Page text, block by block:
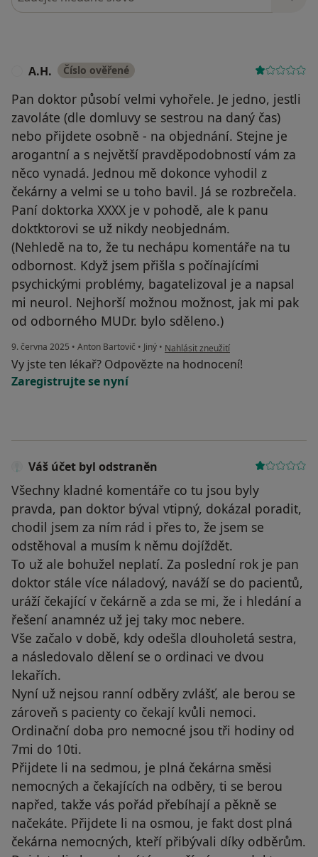
A.H. Číslo ověřené
Pan doktor působí velmi vyhořele. Je jedno, jestli
zavoláte (dle domluvy se sestrou na daný čas)
nebo přijdete osobně - na objednání. Stejne je
arogantní a s největší pravděpodobností vám za
něco vynadá. Jednou mě dokonce vyhodil z
čekárny a velmi se u toho bavil. Já se rozbrečela.
Paní doktorka XXXX je v pohodě, ale k panu
doktktorovi se už nikdy neobjednám.
(Nehledě na to, že tu nechápu komentáře na tu
odbornost. Když jsem přišla s počínajícími
psychickými problémy, bagatelizoval je a napsal
mi neurol. Nejhorší možnou možnost, jak mi pak
od odborného MUDr. bylo sděleno.)
9. června 2025 • Anton Bartovič • Jiný • podle názoru uživatele A.H.
Nahlásit zneužití
Vy jste ten lékař? Odpovězte na hodnocení!
Zaregistrujte se nyní
Váš účet byl odstraněn
Všechny kladné komentáře co tu jsou byly
pravda, pan doktor býval vtipný, dokázal poradit,
chodil jsem za ním rád i přes to, že jsem se
odstěhoval a musím k němu dojíždět.
To už ale bohužel neplatí. Za poslední rok je pan
doktor stále více náladový, naváží se do pacientů,
uráží čekající v čekárně a zda se mi, že i hledání a
řešení anamnéz už jej taky moc nebere.
Vše začalo v době, kdy odešla dlouholetá sestra,
a následovalo dělení se o ordinaci ve dvou
lekařích.
Nyní už nejsou ranní odběry zvlášť, ale berou se
zároveň s pacienty co čekají kvůli nemoci.
Ordinační doba pro nemocné jsou tři hodiny od
7mi do 10ti.
Přijdete li na sedmou, je plná čekárna směsi
nemocných a čekajících na odběry, ti se berou
napřed, takže vás pořád přebíhají a pěkně se
načekáte. Přijdete li na osmou, je fakt dost plná
čekárna nemocných, kteří přibývali díky odběrům.